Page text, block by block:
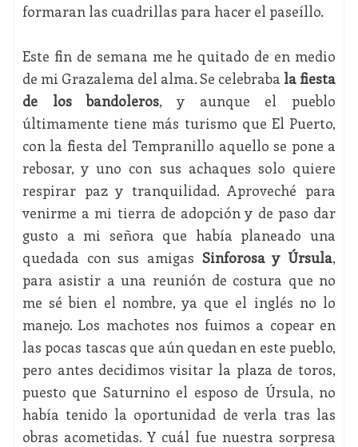
formaran las cuadrillas para hacer el paseíllo.
Este fin de semana me he quitado de en medio
de mi Grazalema del alma. Se celebraba la fiesta
de los bandoleros, y aunque el pueblo
últimamente tiene más turismo que El Puerto,
con la fiesta del Tempranillo aquello se pone a
rebosar, y uno con sus achaques solo quiere
respirar paz y tranquilidad. Aproveché para
venirme a mi tierra de adopción y de paso dar
gusto a mi señora que había planeado una
quedada con sus amigas Sinforosa y Úrsula,
para asistir a una reunión de costura que no
me sé bien el nombre, ya que el inglés no lo
manejo. Los machotes nos fuimos a copear en
las pocas tascas que aún quedan en este pueblo,
pero antes decidimos visitar la plaza de toros,
puesto que Saturnino el esposo de Úrsula, no
había tenido la oportunidad de verla tras las
obras acometidas. Y cuál fue nuestra sorpresa